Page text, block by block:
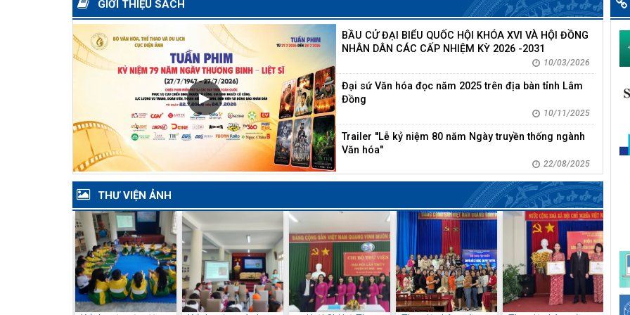
GIỚI THIỆU SÁCH
▶
BẦU CỬ ĐẠI BIỂU QUỐC HỘI KHÓA XVI VÀ HỘI ĐỒNG
NHÂN DÂN CÁC CẤP NHIỆM KỲ 2026 -2031
10/03/2026
Đại sứ Văn hóa đọc năm 2025 trên địa bàn tỉnh Lâm
Đồng
10/11/2025
Trailer ''Lễ kỷ niệm 80 năm Ngày truyền thống ngành
Văn hóa"
22/08/2025
Cùng em tìm hiểu Hoàng Sa - Trường Sa
28/07/2025
Giới thiệu sách: Cách mạng tháng Tám năm 1945 (Sự
kiện, hình ảnh và ký ức)
25/07/2025
THƯ VIỆN ẢNH